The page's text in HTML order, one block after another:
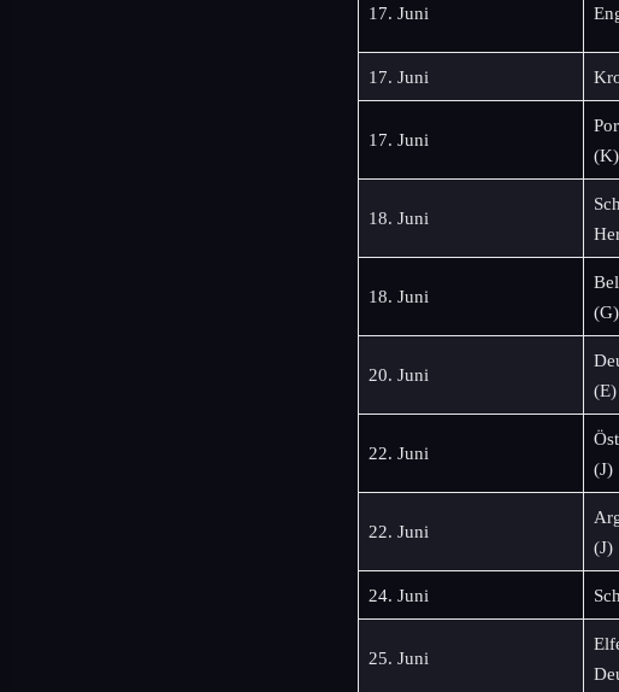
17. Juni
17. Juni
17. Juni
(K)
18. Juni
18. Juni
(G)
20. Juni
(E)
22. Juni
(J)
22. Juni
(J)
24. Juni
25. Juni